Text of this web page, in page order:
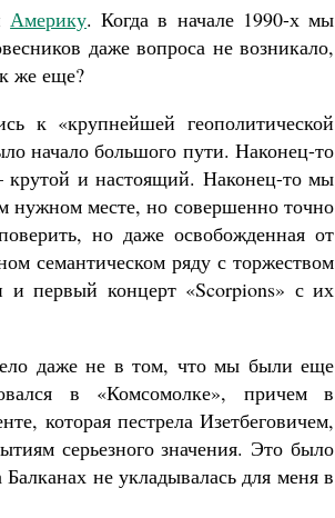
Америку. Когда в начале 1990-х мы
даже вопроса не возникало,
же еще?
к «крупнейшей геополитической
начало большого пути. Наконец-то
и настоящий. Наконец-то мы
нужном месте, но совершенно точно
но даже освобожденная от
семантическом ряду с торжеством
и первый концерт «Scorpions» с их
даже не в том, что мы были еще
в «Комсомолке», причем в
которая пестрела Изетбеговичем,
серьезного значения. Это было
не укладывалась для меня в
Котов